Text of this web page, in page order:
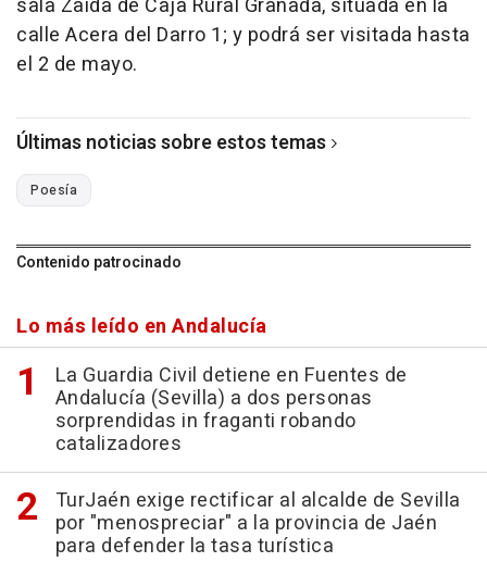
calle Acera del Darro 1; y podrá ser visitada hasta
el 2 de mayo.
Últimas noticias sobre estos temas
Poesía
Contenido patrocinado
Lo más leído en Andalucía
La Guardia Civil detiene en Fuentes de
Andalucía (Sevilla) a dos personas
sorprendidas in fraganti robando
catalizadores
TurJaén exige rectificar al alcalde de Sevilla
por "menospreciar" a la provincia de Jaén
para defender la tasa turística